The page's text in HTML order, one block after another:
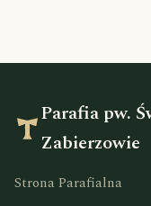
Parafia pw.
Zabierzowie
Strona Parafialna